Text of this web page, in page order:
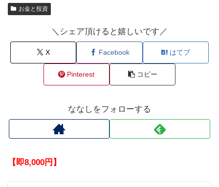
お金と投資
＼シェア頂けると嬉しいです／
X Facebook はてブ
Pinterest コピー
ななしをフォローする
【即8,000円】